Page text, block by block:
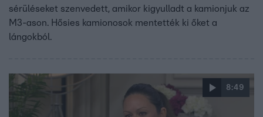
sérüléseket szenvedett, amikor kigyulladt a kamionjuk az
M3-ason. Hősies kamionosok mentették ki őket a
lángokból.
8:49